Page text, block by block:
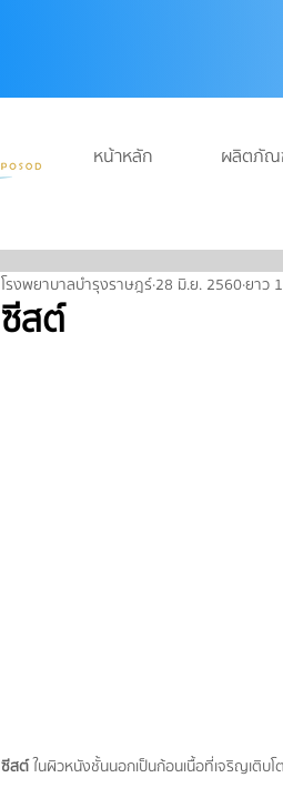
หน้าหลัก ผลิตภั
ซีสต์
โรงพยาบาลบำรุงราษฎร์28 มิ.ย. 2560ยาว
ซีสต์ ในผิวหนังชั้นนอกเป็นก้อนเนื้อที่เจริญเติบ